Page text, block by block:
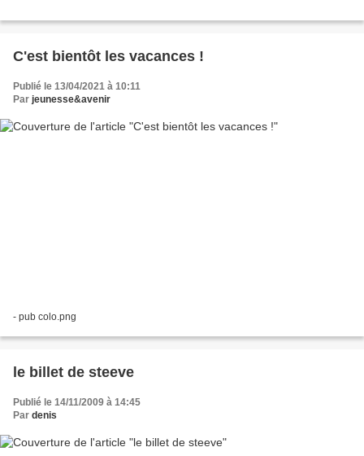
C'est bientôt les vacances !
Publié le 13/04/2021 à 10:11
Par jeunesse&avenir
- pub colo.png
le billet de steeve
Publié le 14/11/2009 à 14:45
Par denis